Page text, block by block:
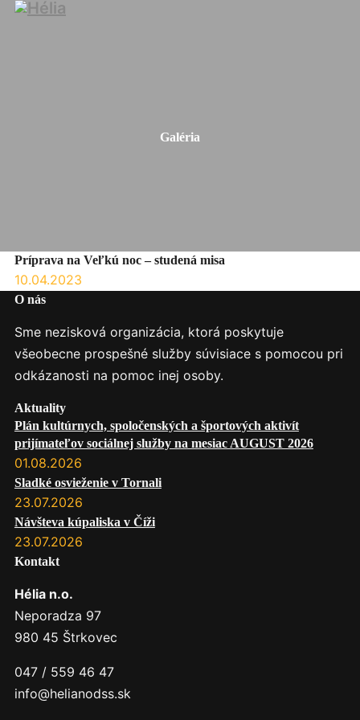
Galéria
Príprava na Veľkú noc – studená misa
10.04.2023
O nás
Sme nezisková organizácia, ktorá poskytuje
všeobecne prospešné služby súvisiace s pomocou pri
odkázanosti na pomoc inej osoby.
Aktuality
Plán kultúrnych, spoločenských a športových aktivít
prijímateľov sociálnej služby na mesiac AUGUST 2026
01.08.2026
Sladké osvieženie v Tornali
23.07.2026
Návšteva kúpaliska v Číži
23.07.2026
Kontakt
Hélia n.o.
Neporadza 97
980 45 Štrkovec
047 / 559 46 47
info@helianodss.sk